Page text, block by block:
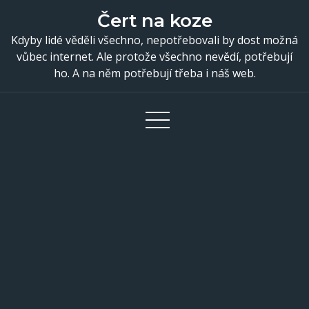
content
Čert na koze
Kdyby lidé věděli všechno, nepotřebovali by dost možná
vůbec internet. Ale protože všechno nevědí, potřebují
ho. A na něm potřebují třeba i náš web.